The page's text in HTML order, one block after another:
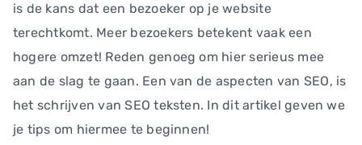
is de kans dat een bezoeker op je website
terechtkomt. Meer bezoekers betekent vaak een
hogere omzet! Reden genoeg om hier serieus mee
aan de slag te gaan. Een van de aspecten van SEO, is
het schrijven van SEO teksten. In dit artikel geven we
je tips om hiermee te beginnen!